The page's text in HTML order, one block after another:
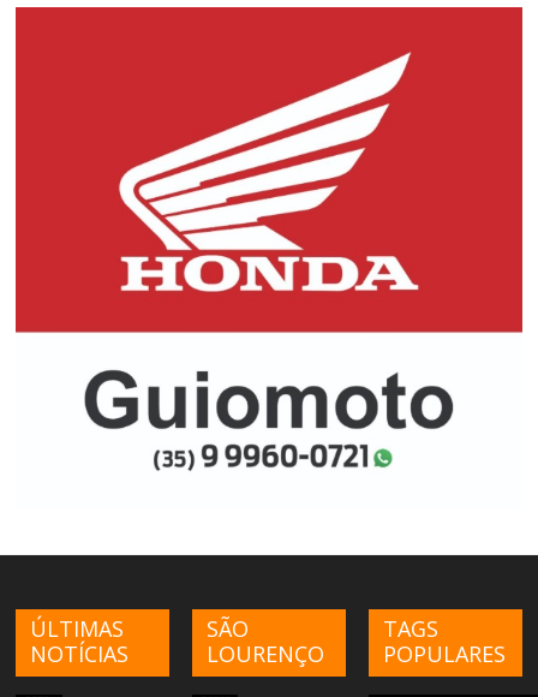
ÚLTIMAS
NOTÍCIAS
SÃO
LOURENÇO
TAGS
POPULARES